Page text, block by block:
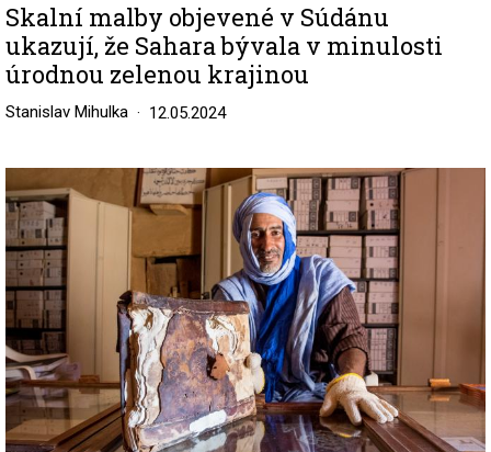
Skalní malby objevené v Súdánu
ukazují, že Sahara bývala v minulosti
úrodnou zelenou krajinou
Stanislav Mihulka 12.05.2024
Image